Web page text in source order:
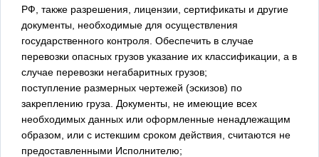
РФ, также разрешения, лицензии, сертификаты и другие
документы, необходимые для осуществления
государственного контроля. Обеспечить в случае
перевозки опасных грузов указание их классификации, а в
случае перевозки негабаритных грузов;
поступление размерных чертежей (эскизов) по
закреплению груза. Документы, не имеющие всех
необходимых данных или оформленные ненадлежащим
образом, или с истекшим сроком действия, считаются не
предоставленными Исполнителю;